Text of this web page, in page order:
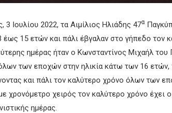
Ιουλίου 2022, τα Αιμίλιος Ηλιάδης 47α
15 ετών και πάλι έβγαλαν στο γήπεδο τον
ημέρας ήταν ο Κωνσταντίνος Μιχαήλ του
των εποχών στην ηλικία κάτω των 16
και πάλι τον καλύτερο χρόνο όλων των
χρονόμετρο χειρός τον καλύτερο χρόνο έχει
ημέρας.